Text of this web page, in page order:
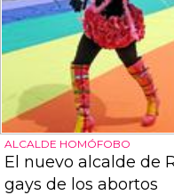
ALCALDE HOMÓFOBO
El nuevo alcalde de
gays de los abortos